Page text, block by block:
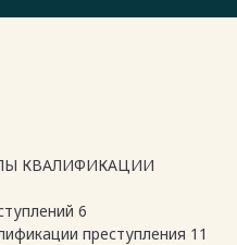
КВАЛИФИКАЦИИ
6
преступления 11